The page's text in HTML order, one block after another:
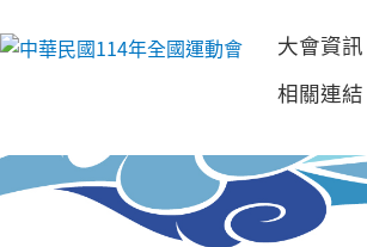
跳到主要內容
大會資訊
相關連結